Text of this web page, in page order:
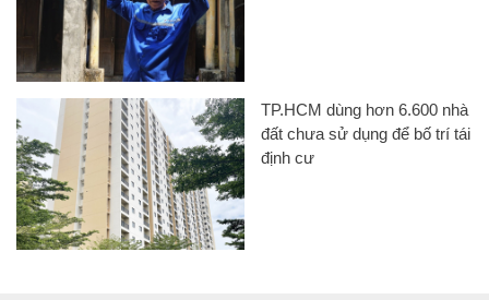
TP.HCM dùng hơn 6.600 nhà
đất chưa sử dụng để bố trí tái
định cư